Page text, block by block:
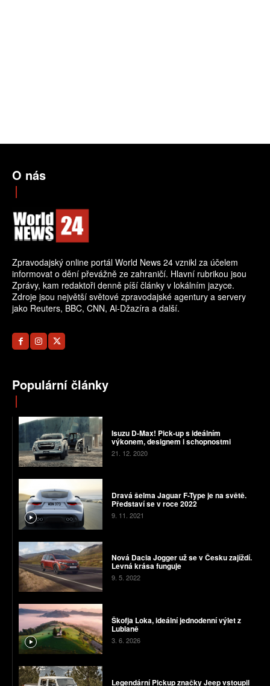
O nás
Zpravodajský online portál World News 24 vznikl za účelem
informovat o dění převážně ze zahraničí. Hlavní rubrikou jsou
Zprávy, kam redaktoři denně píší články v lokálním jazyce.
Zdroje jsou největší světové zpravodajské agentury a servery
jako Reuters, BBC, CNN, Al-Džazíra a další.
Populární články
Isuzu D-Max! Pick-up s ideálním
výkonem, designem i schopnostmi
21. 12. 2020
Dravá šelma Jaguar F-Type je na světě.
Představí se v roce 2022
9. 11. 2021
Nová Dacia Jogger už se v Česku zajíždí.
Levná krása funguje
9. 5. 2022
Škofja Loka, ideální jednodenní výlet z
Lublaně
3. 6. 2026
Legendární Pickup značky Jeep vstoupil